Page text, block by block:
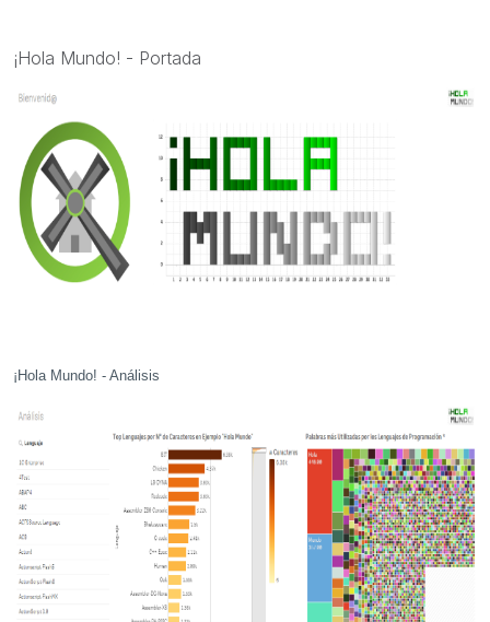
¡Hola Mundo! - Portada
¡Hola Mundo! - Análisis